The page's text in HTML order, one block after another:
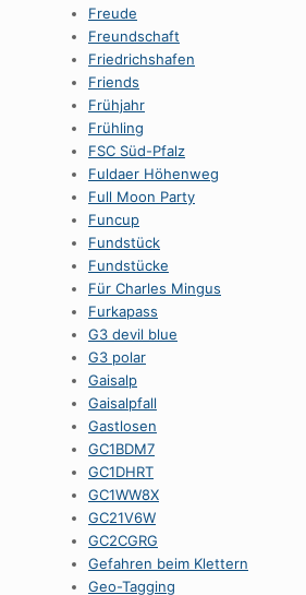
Freude
Freundschaft
Friedrichshafen
Friends
Frühjahr
Frühling
FSC Süd-Pfalz
Fuldaer Höhenweg
Full Moon Party
Funcup
Fundstück
Fundstücke
Für Charles Mingus
Furkapass
G3 devil blue
G3 polar
Gaisalp
Gaisalpfall
Gastlosen
GC1BDM7
GC1DHRT
GC1WW8X
GC21V6W
GC2CGRG
Gefahren beim Klettern
Geo-Tagging